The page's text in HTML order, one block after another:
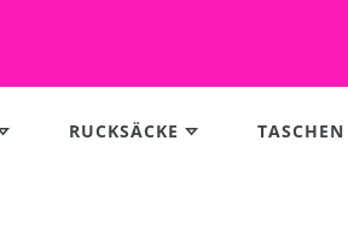
RUCKSÄCKE TASCHEN